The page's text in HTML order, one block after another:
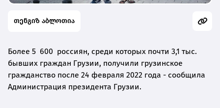
თენგიზ აბლოთია
Более 5 600 россиян, среди которых почти 3,1 тыс.
бывших граждан Грузии, получили грузинское
гражданство после 24 февраля 2022 года - сообщила
Администрация президента Грузии.